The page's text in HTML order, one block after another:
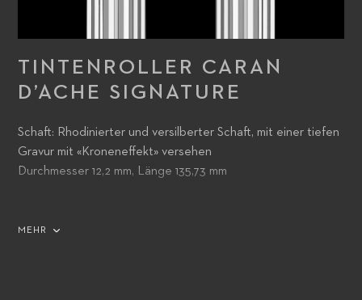
TINTENROLLER CARAN
D’ACHE SIGNATURE
Schaft: Rhodinierter und versilberter Schaft, mit einer tiefen
Gravur mit «Kroneneffekt» versehen
Durchmesser 12,2 mm, Länge 135,73 mm
MEHR